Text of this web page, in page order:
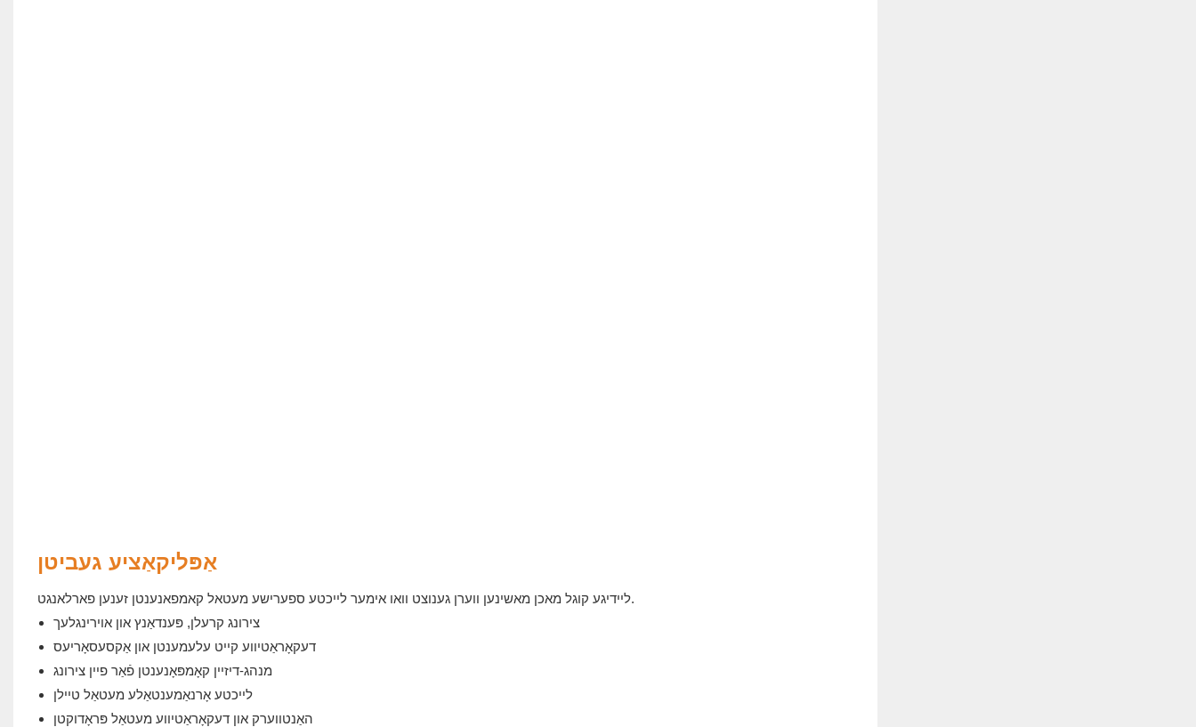
אַפּליקאַציע געביטן
ליידיגע קוגל מאכן מאשינען ווערן גענוצט וואו אימער לייכטע ספערישע מעטאל קאמפאנענטן זענען פארלאנגט.
צירונג קרעלן, פּענדאַנץ און אוירינגלעך
דעקאָראַטיווע קייט עלעמענטן און אַקסעסאָריעס
מנהג-דיזיין קאָמפּאָנענטן פֿאַר פיין צירונג
לייכטע אָרנאַמענטאַלע מעטאַל טיילן
האַנטווערק און דעקאָראַטיווע מעטאַל פּראָדוקטן